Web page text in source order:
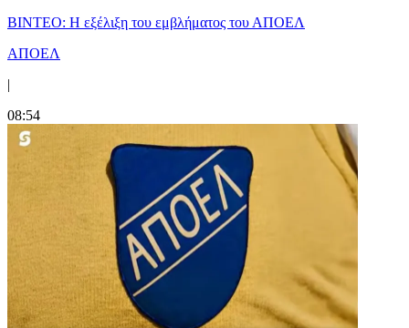
ΒΙΝΤΕΟ: Η εξέλιξη του εμβλήματος του ΑΠΟΕΛ
ΑΠΟΕΛ
|
08:54